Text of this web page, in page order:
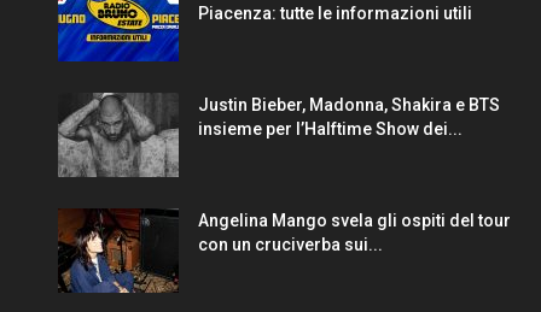
Piacenza: tutte le informazioni utili
Justin Bieber, Madonna, Shakira e BTS
insieme per l’Halftime Show dei...
Angelina Mango svela gli ospiti del tour
con un cruciverba sui...